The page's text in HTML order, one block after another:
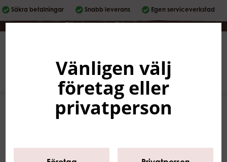
Säkra betalningar Snabb leverans Egen serviceverkstad
Företag | Privatperson
0
Vänligen välj
företag eller
privatperson